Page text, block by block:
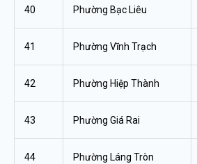
40 Phường Bạc Liêu
41 Phường Vĩnh Trạch
42 Phường Hiệp Thành
43 Phường Giá Rai
44 Phường Láng Tròn